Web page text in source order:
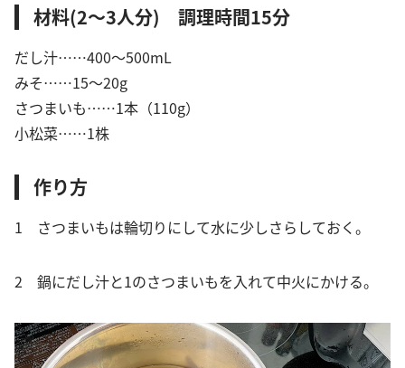
材料(2〜3人分) 調理時間15分
だし汁……400〜500mL
みそ……15〜20g
さつまいも……1本（110g）
小松菜……1株
作り方
1 さつまいもは輪切りにして水に少しさらしておく。
2 鍋にだし汁と1のさつまいもを入れて中火にかける。